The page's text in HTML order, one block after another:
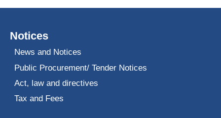
Notices
News and Notices
Public Procurement/ Tender Notices
Act, law and directives
Tax and Fees